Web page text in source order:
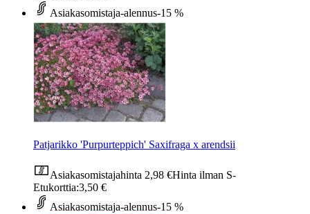
Asiakasomistaja-alennus-15 %
Patjarikko 'Purpurteppich' Saxifraga x arendsii
Asiakasomistajahinta 2,98 €Hinta ilman S-
Etukorttia:3,50 €
Asiakasomistaja-alennus-15 %